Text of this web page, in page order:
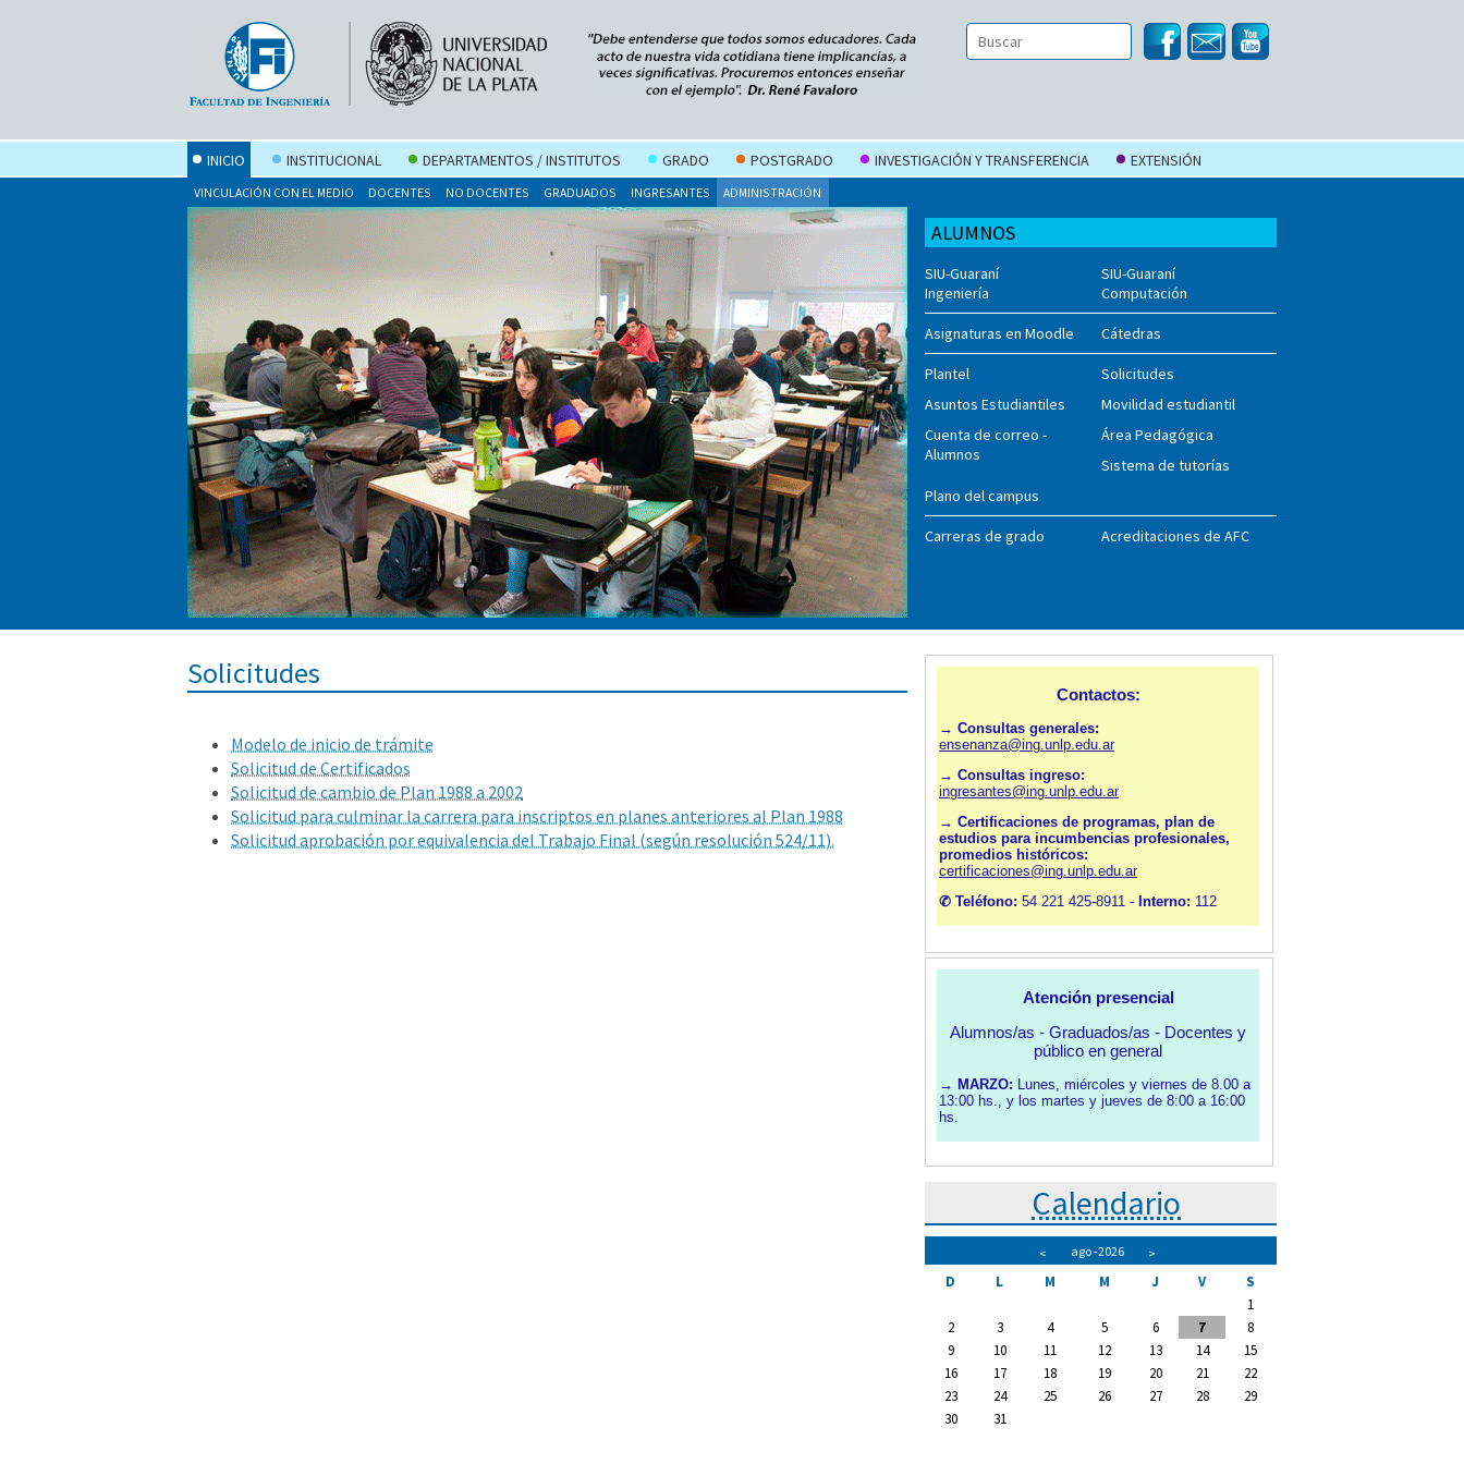
INICIO INSTITUCIONAL DEPARTAMENTOS / INSTITUTOS GRADO POSTGRADO INVESTIGACIÓN Y TRANSFERENCIA EXTENSIÓN
VINCULACIÓN CON EL MEDIO DOCENTES NO DOCENTES GRADUADOS INGRESANTES ADMINISTRACIÓN
ALUMNOS
SIU-Guaraní
Ingeniería
SIU-Guaraní
Computación
Asignaturas en Moodle Cátedras
Plantel
Solicitudes
Asuntos Estudiantiles
Movilidad estudiantil
Cuenta de correo -
Alumnos
Área Pedagógica
Sistema de tutorías
Plano del campus
Carreras de grado Acreditaciones de AFC
Solicitudes
Modelo de inicio de trámite
Solicitud de Certificados
Solicitud de cambio de Plan 1988 a 2002
Solicitud para culminar la carrera para inscriptos en planes anteriores al Plan 1988
Solicitud aprobación por equivalencia del Trabajo Final (según resolución 524/11).
Calendario
< ago-2026 >
D L M M J V
S
1
2
3 4 5 6 7
8
9
10 11 12 13 14
15
16
17 18 19 20 21
22
23
24 25 26 27 28
29
30
31